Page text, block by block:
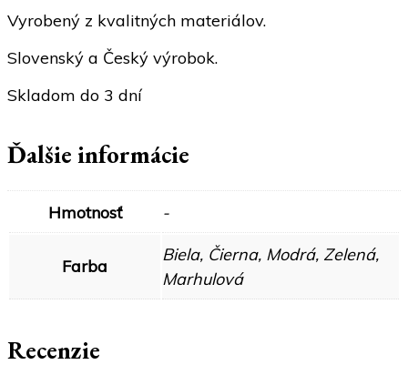
Vyrobený z kvalitných materiálov.
Slovenský a Český výrobok.
Skladom do 3 dní
Ďalšie informácie
Hmotnosť -
Farba
Biela, Čierna, Modrá, Zelená,
Marhulová
Recenzie